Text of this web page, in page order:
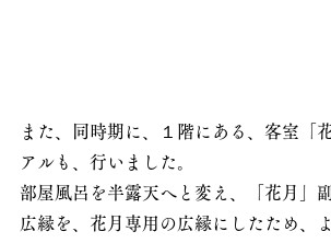
また、同時期に、１階にある、客室「
アルも、行いました。
部屋風呂を半露天へと変え、「花月」
広縁を、花月専用の広縁にしたため、